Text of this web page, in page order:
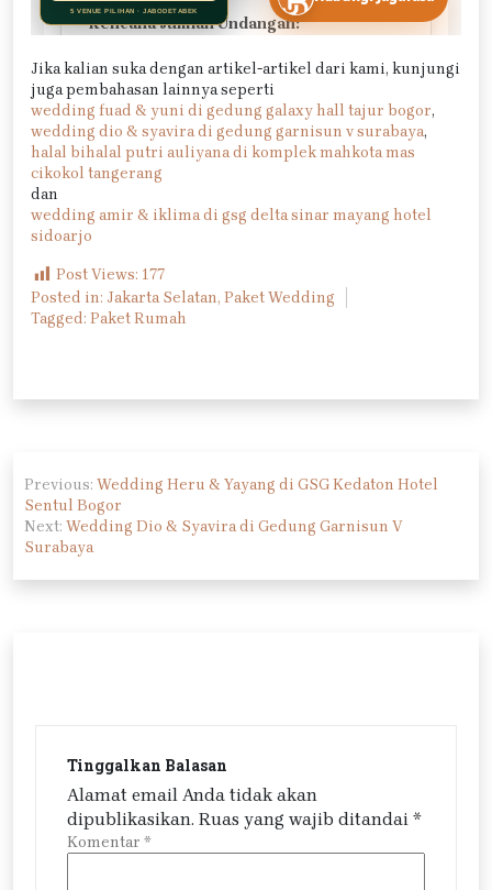
Jika kalian suka dengan artikel-artikel dari kami, kunjungi
juga pembahasan lainnya seperti
wedding fuad & yuni di gedung galaxy hall tajur bogor,
wedding dio & syavira di gedung garnisun v surabaya,
halal bihalal putri auliyana di komplek mahkota mas
cikokol tangerang
dan
wedding amir & iklima di gsg delta sinar mayang hotel
sidoarjo
Post Views: 177
Posted in: Jakarta Selatan, Paket Wedding
Tagged: Paket Rumah
pos
Previous: Wedding Heru & Yayang di GSG Kedaton Hotel
Sentul Bogor
Next: Wedding Dio & Syavira di Gedung Garnisun V
Surabaya
Tinggalkan Balasan
Alamat email Anda tidak akan
dipublikasikan. Ruas yang wajib ditandai *
Komentar *